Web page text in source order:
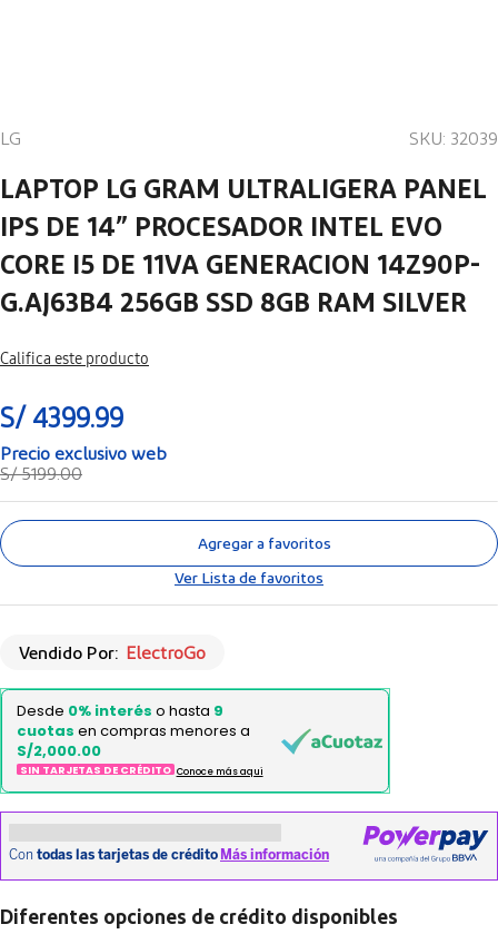
LG SKU: 32039
LAPTOP LG GRAM ULTRALIGERA PANEL
IPS DE 14” PROCESADOR INTEL EVO
CORE I5 DE 11VA GENERACION 14Z90P-
G.AJ63B4 256GB SSD 8GB RAM SILVER
Califica este producto
S/ 4399.99
S/ 5199.00
Agregar a favoritos
Ver Lista de favoritos
Vendido Por: ElectroGo
Desde 0% interés o hasta 9
cuotas en compras menores a
S/2,000.00
SIN TARJETAS DE CRÉDITO Conoce más aqui
Diferentes opciones de crédito disponibles